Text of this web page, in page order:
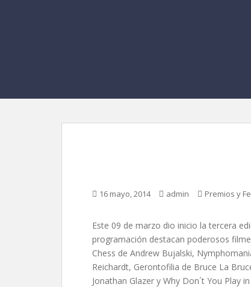
16 mayo, 2014 admin Premios y
Este 09 de marzo dio inicio la tercera
programación destacan poderosos
Chess de Andrew Bujalski,
Reichardt, Gerontofilia de Bruce La
Jonathan Glazer y Why Don´t You Play